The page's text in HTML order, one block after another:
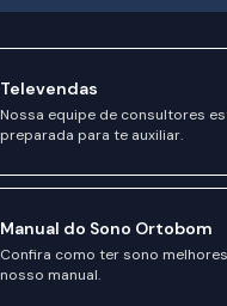
Televendas
Nossa equipe de consultores
preparada para te auxiliar.
Manual do Sono Ortobom
Confira como ter sono
nosso manual.